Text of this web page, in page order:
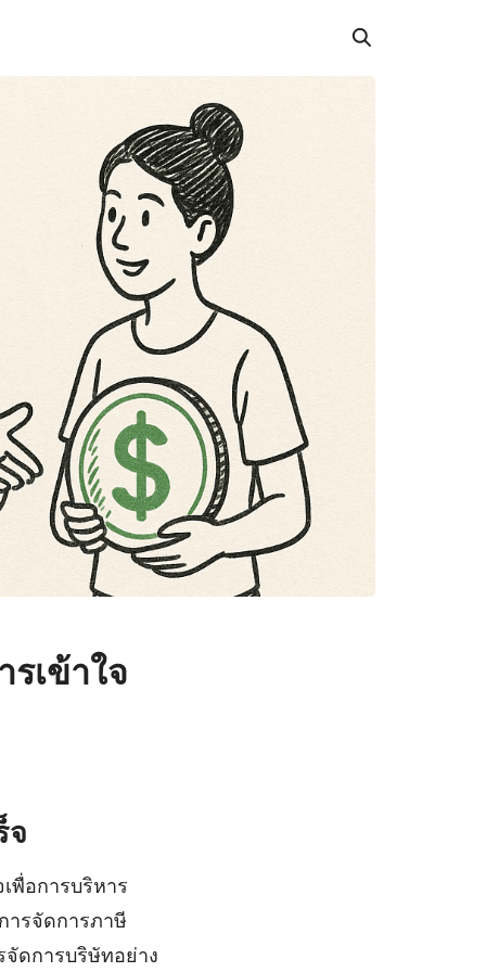
เข้าใจ
จ
พื่อการบริหาร
ารจัดการภาษี
ดการบริษัทอย่าง